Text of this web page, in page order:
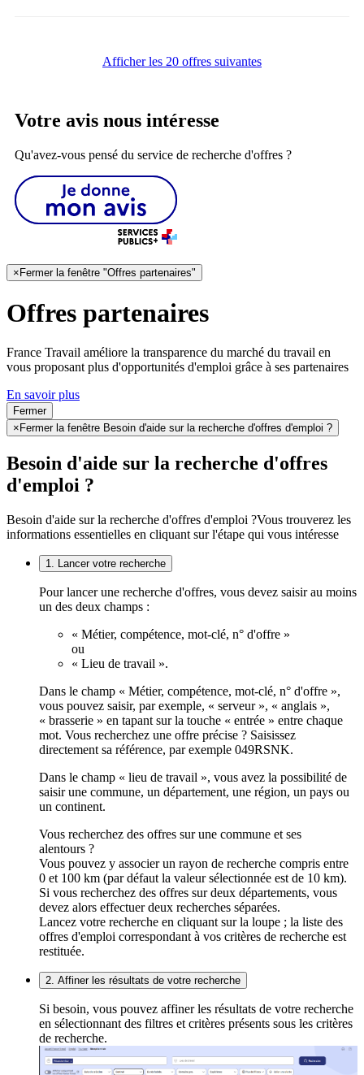
Afficher les 20 offres suivantes
Votre avis nous intéresse
Qu'avez-vous pensé du service de recherche d'offres ?
×Fermer la fenêtre "Offres partenaires"
Offres partenaires
France Travail améliore la transparence du marché du travail en
vous proposant plus d'opportunités d'emploi grâce à ses partenaires
En savoir plus
Fermer
× Fermer la fenêtre Besoin d'aide sur la recherche d'offres d'emploi ?
Besoin d'aide sur la recherche d'offres
d'emploi ?
Besoin d'aide sur la recherche d'offres d'emploi ?Vous trouverez les
informations essentielles en cliquant sur l'étape qui vous intéresse
1. Lancer votre recherche
Pour lancer une recherche d'offres, vous devez saisir au moins
un des deux champs :
« Métier, compétence, mot-clé, n° d'offre »
ou
« Lieu de travail ».
Dans le champ « Métier, compétence, mot-clé, n° d'offre »,
vous pouvez saisir, par exemple, « serveur », « anglais »,
« brasserie » en tapant sur la touche « entrée » entre chaque
mot. Vous recherchez une offre précise ? Saisissez
directement sa référence, par exemple 049RSNK.
Dans le champ « lieu de travail », vous avez la possibilité de
saisir une commune, un département, une région, un pays ou
un continent.
Vous recherchez des offres sur une commune et ses
alentours ?
Vous pouvez y associer un rayon de recherche compris entre
0 et 100 km (par défaut la valeur sélectionnée est de 10 km).
Si vous recherchez des offres sur deux départements, vous
devez alors effectuer deux recherches séparées.
Lancez votre recherche en cliquant sur la loupe ; la liste des
offres d'emploi correspondant à vos critères de recherche est
restituée.
2. Affiner les résultats de votre recherche
Si besoin, vous pouvez affiner les résultats de votre recherche
en sélectionnant des filtres et critères présents sous les critères
de recherche.